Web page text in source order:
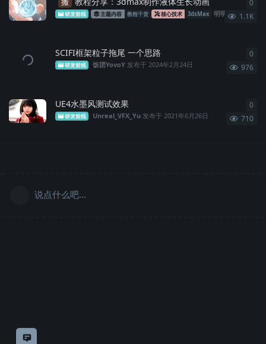
意见反馈
研发前线 主题内容 教程干货 核心技术 3dsMax 明明 发布于 2025
1.1K
0
SCIFI框架粒子拖尾 一个思路
研发前线 饭团YovoY 发布于2024年2月24日 976
0
UE4水墨风测试效果
研发前线 Unreal_VFX_Yu 发布于2021年6月26日 710
0
说点什么吧...